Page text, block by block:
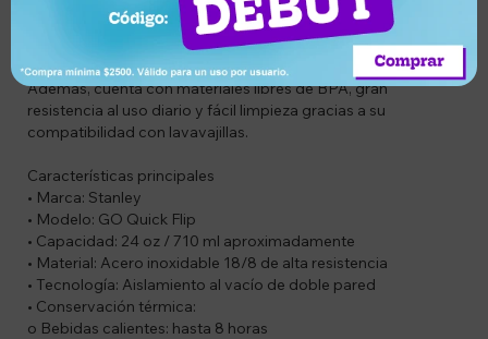
compacto se adapta a la mayoría de los portavasos de
vehículos y mochilas, convirtiéndola en una compañera ideal
para cualquier rutina.
Además, cuenta con materiales libres de BPA, gran
resistencia al uso diario y fácil limpieza gracias a su
compatibilidad con lavavajillas.
Características principales
• Marca: Stanley
• Modelo: GO Quick Flip
• Capacidad: 24 oz / 710 ml aproximadamente
• Material: Acero inoxidable 18/8 de alta resistencia
• Tecnología: Aislamiento al vacío de doble pared
• Conservación térmica:
o Bebidas calientes: hasta 8 horas